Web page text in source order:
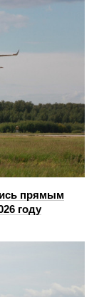
прямым
году